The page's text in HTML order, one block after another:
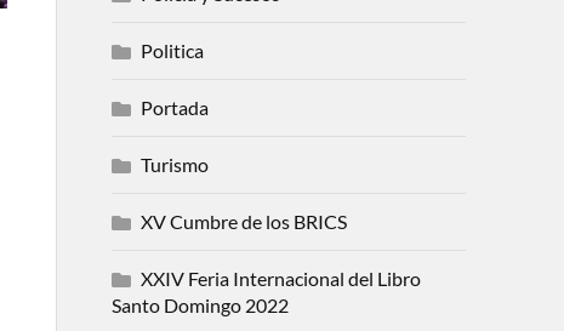
Politica
Portada
Turismo
XV Cumbre de los BRICS
XXIV Feria Internacional del Libro
Santo Domingo 2022